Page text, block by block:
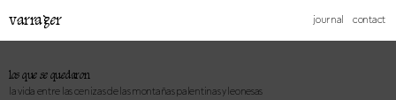
varrager journal contact
los que se quedaron
la vida entre las cenizas de las montañas palentinas y leonesas